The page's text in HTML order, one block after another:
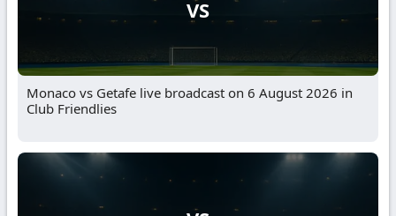
VS
Monaco vs Getafe live broadcast on 6 August 2026 in
Club Friendlies